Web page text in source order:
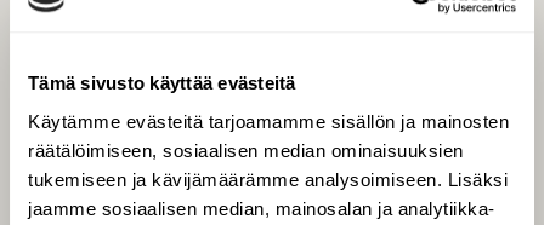
Tämä sivusto käyttää evästeitä
Käytämme evästeitä tarjoamamme sisällön ja mainosten
räätälöimiseen, sosiaalisen median ominaisuuksien
tukemiseen ja kävijämäärämme analysoimiseen. Lisäksi
jaamme sosiaalisen median, mainosalan ja analytiikka-
Tilaa digilukuoikeus
Äänestä parasta juttua
Tilaa uutiskirje